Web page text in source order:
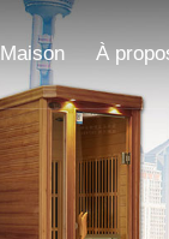
Maison À